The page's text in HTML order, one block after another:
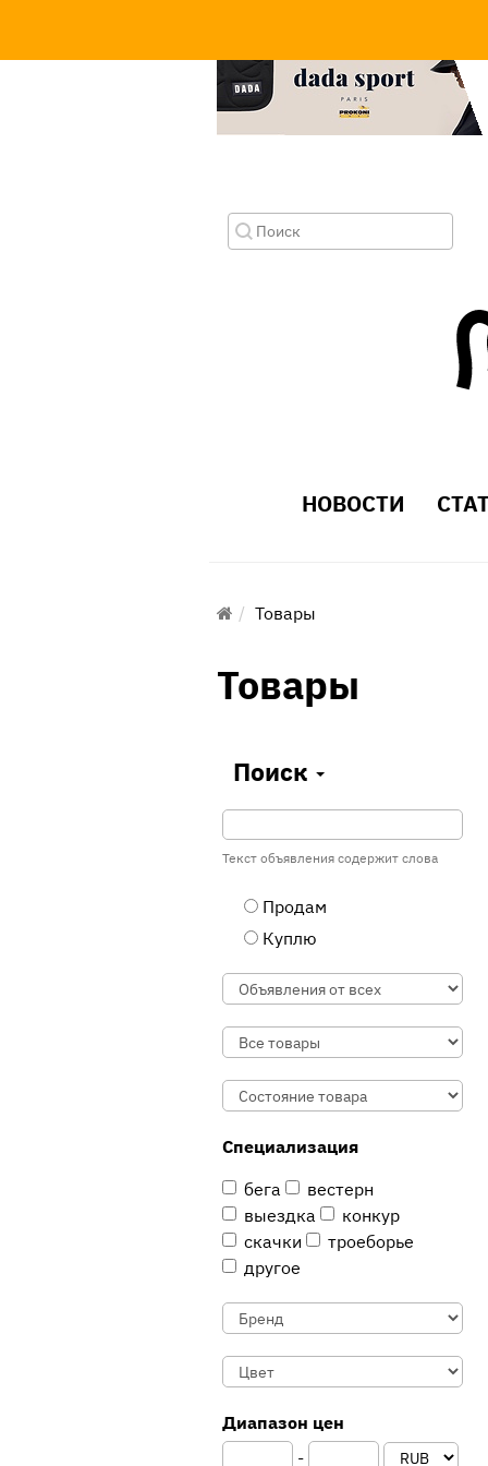
НОВОСТИ
Товары
Товары
Поиск
Текст объявления содержит слова
Продам
Куплю
Специализация
бега
вестерн
выездка
конкур
скачки
троеборье
другое
Диапазон цен
-